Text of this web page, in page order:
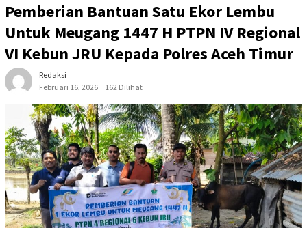
Pemberian Bantuan Satu Ekor Lembu
Untuk Meugang 1447 H PTPN IV Regional
VI Kebun JRU Kepada Polres Aceh Timur
Redaksi
Februari 16, 2026
162 Dilihat